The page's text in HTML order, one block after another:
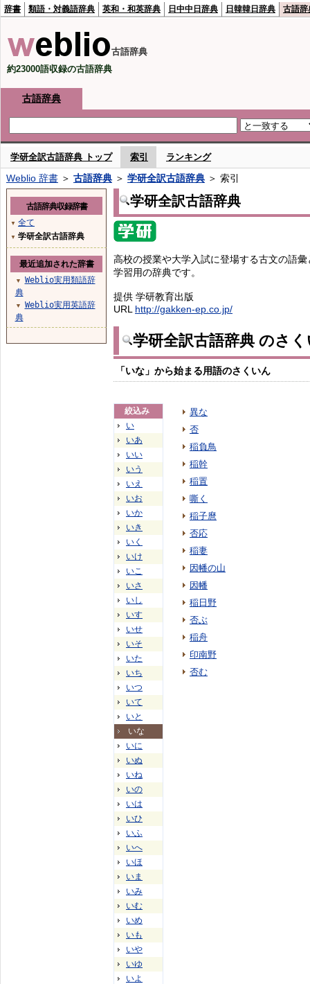
辞書 類語・対義語辞典 英和・和英辞典 日中中日辞典 日韓韓日辞典 古語辞
古語辞典
約23000語収録の古語辞典
古語辞典
学研全訳古語辞典 トップ 索引 ランキング
Weblio 辞書 ＞ 古語辞典 ＞ 学研全訳古語辞典 ＞ 索引
学研全訳古語辞典
高校の授業や大学入試に登場する古文の語
学習用の辞典です。
提供 学研教育出版
URL http://gakken-ep.co.jp/
学研全訳古語辞典 のさ
「いな」から始まる用語のさくいん
絞込み
い
いあ
いい
いう
いえ
いお
いか
いき
いく
いけ
いこ
いさ
いし
いす
いせ
いそ
いた
いち
いつ
いて
いと
いな
いに
いぬ
いね
いの
いは
いひ
いふ
いへ
いほ
いま
いみ
いむ
いめ
いも
いや
いゆ
いよ
異な
否
稲負鳥
稲幹
稲置
嘶く
稲子麿
否応
稲妻
因幡の山
因幡
稲日野
否ぶ
稲舟
印南野
否む
古語辞典収録辞書
▼ 全て
▼ 学研全訳古語辞典
最近追加された辞書
▼
Weblio実用類語辞
典
▼
Weblio実用英語辞
典